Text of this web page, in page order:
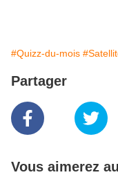
#Quizz-du-mois
Partager
Vous aimerez